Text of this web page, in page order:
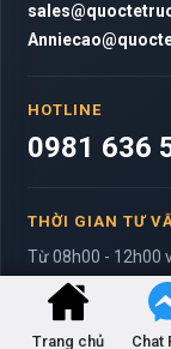
Trang chủ Chat
HOTLINE
0981 636
THỜI GIAN TƯ
Từ 08h00 - 12h00